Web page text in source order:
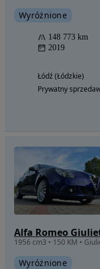
Wyróżnione
148 773 km
2019
Łódź (Łódzkie)
Prywatny
Alfa Romeo
Wyróżnione